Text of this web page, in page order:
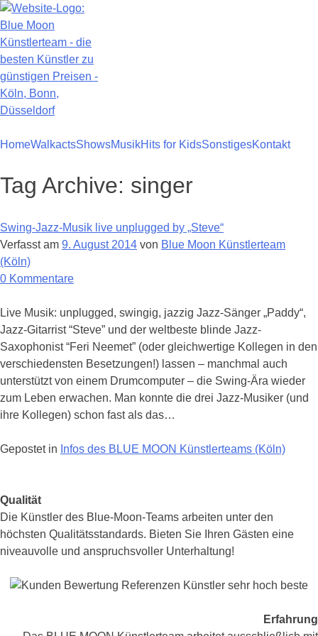
Zum
Inhalt
springen
HomeWalkactsShowsMusikHits for KidsSonstigesKontakt
Tag Archive: singer
Swing-Jazz-Musik live unplugged by „Steve“
Verfasst am 9. August 2014 von Blue Moon Künstlerteam
(Köln)
0 Kommentarezu
Jazz-
Musik
live
unplugged
by
„Steve“
Live Musik: unplugged, swingig, jazzig Jazz-Sänger „Paddy“,
Jazz-Gitarrist “Steve” und der weltbeste blinde Jazz-
Saxophonist “Feri Neemet” (oder gleichwertige Kollegen in den
verschiedensten Besetzungen!) lassen – manchmal auch
unterstützt von einem Drumcomputer – die Swing-Ära wieder
zum Leben erwachen. Man konnte die drei Jazz-Musiker (und
ihre Kollegen) schon fast als das…
Gepostet in Infos des BLUE MOON Künstlerteams (Köln)
Posts
Navigation
Qualität
Die Künstler des Blue-Moon-Teams arbeiten unter den
höchsten Qualitätsstandards. Bieten Sie Ihren Gästen eine
niveauvolle und anspruchsvoller Unterhaltung!
Erfahrung